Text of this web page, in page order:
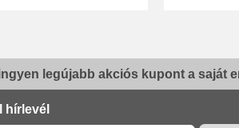
legújabb akciós kupont a saját
hírlevél